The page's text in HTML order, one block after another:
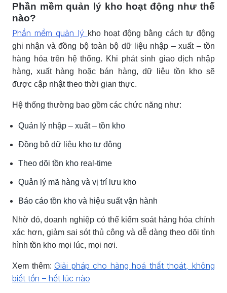
Phần mềm quản lý kho hoạt động như thế
nào?
Phần mềm quản lý kho hoạt động bằng cách tự động
ghi nhận và đồng bộ toàn bộ dữ liệu nhập – xuất – tồn
hàng hóa trên hệ thống. Khi phát sinh giao dịch nhập
hàng, xuất hàng hoặc bán hàng, dữ liệu tồn kho sẽ
được cập nhật theo thời gian thực.
Hệ thống thường bao gồm các chức năng như:
Quản lý nhập – xuất – tồn kho
Đồng bộ dữ liệu kho tự động
Theo dõi tồn kho real-time
Quản lý mã hàng và vị trí lưu kho
Báo cáo tồn kho và hiệu suất vận hành
Nhờ đó, doanh nghiệp có thể kiểm soát hàng hóa chính
xác hơn, giảm sai sót thủ công và dễ dàng theo dõi tình
hình tồn kho mọi lúc, mọi nơi.
Xem thêm: Giải pháp cho hàng hoá thất thoát, không
biết tồn – hết lúc nào